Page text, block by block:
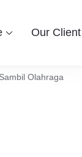
ke
Our Client
Olahraga